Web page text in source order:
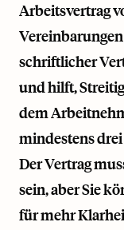
Arbeitsvertrag
schriftlicher
und hilft,
dem
mindestens
Der Vertrag
sein, aber Sie
für mehr